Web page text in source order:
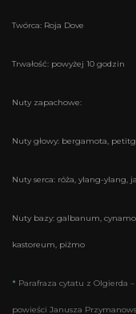
Twórca: Roja Dove
Trwałość: powyżej 10 godzin
Nuty zapachowe:
Nuty głowy: bergamota,
Nuty serca: róża, ylang-ylang,
Nuty bazy: galbanum,
kastoreum, piżmo
* Parafraza cytatu z Olgierda
powieści Janusza